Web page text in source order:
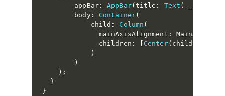
        appBar
: AppBar( title : Text (
        body
: Container(
            child
: Column (
              mainAxisAlignment
:
              children
: Center( child
)
)
) ;
}
}